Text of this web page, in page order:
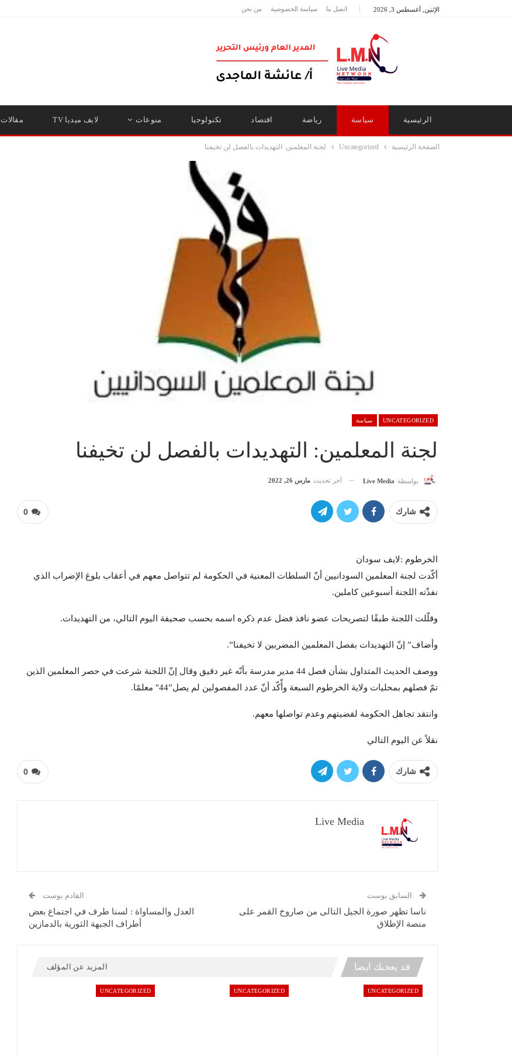
الإثنين, أغسطس 3, 2026 اتصل بنا سياسة الخصوصية من نحن
الرئيسية سياسة رياضة اقتصاد تكنولوجيا منوعات لايف ميديا TV مقالات
الصفحة الرئيسية Uncategorized لجنة المعلمين: التهديدات بالفصل لن تخيفنا
UNCATEGORIZED سياسة
لجنة المعلمين: التهديدات بالفصل لن تخيفنا
بواسطة Live Media آخر تحديث مارس 26, 2022
0 شارك
الخرطوم :لايف سودان
أكّدت لجنة المعلمين السودانيين أنّ السلطات المعنية في الحكومة لم تتواصل معهم في أعقاب بلوغ الإضراب الذي
نفذّته اللجنة أسبوعين كاملين.
وقلّلت اللجنة طبقًا لتصريحات عضو نافذ فضل عدم ذكره اسمه بحسب صحيفة اليوم التالي، من التهديدات.
وأضاف” إنّ التهديدات بفصل المعلمين المضربين لا تخيفنا”.
ووصف الحديث المتداول بشأن فصل 44 مدير مدرسة بأنّه غير دقيق وقال إنّ اللجنة شرعت في حصر المعلمين الذين
تمّ فصلهم بمحليات ولاية الخرطوم السبعة وأّكّد أنّ عدد المفصولين لم يصل”44″ معلمًا.
وانتقد تجاهل الحكومة لقضيتهم وعدم تواصلها معهم.
نقلاً عن اليوم التالي
0 شارك
Live Media
السابق بوست
ناسا تظهر صورة الجيل التالى من صاروخ القمر على
منصة الإطلاق
القادم بوست
العدل والمساواة : لسنا طرف في اجتماع بعض
أطراف الجبهة الثورية بالدمازين
قد يعجبك ايضا المزيد عن المؤلف
UNCATEGORIZED
UNCATEGORIZED
UNCATEGORIZED